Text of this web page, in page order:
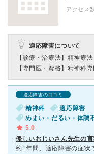
アクセス
適応障害について
【診療・治療法】 精神療法
【専門医・資格】 精神科専
適応障害の口コミ
精神科
適応障害
5.0
優しいおじいさん先生の